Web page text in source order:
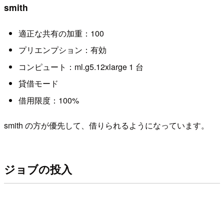
smith
適正な共有の加重：100
プリエンプション：有効
コンピュート：ml.g5.12xlarge 1 台
貸借モード
借用限度：100%
smith の方が優先して、借りられるようになっています。
ジョブの投入